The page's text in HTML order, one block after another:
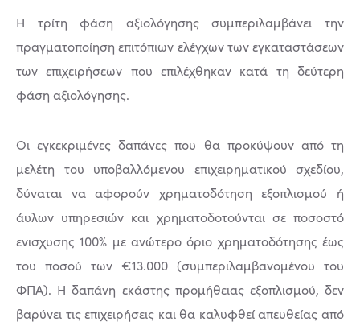
Η τρίτη φάση αξιολόγησης συμπεριλαμβάνει την
πραγματοποίηση επιτόπιων ελέγχων των εγκαταστάσεων
των επιχειρήσεων που επιλέχθηκαν κατά τη δεύτερη
φάση αξιολόγησης.
Οι εγκεκριμένες δαπάνες που θα προκύψουν από τη
μελέτη του υποβαλλόμενου επιχειρηματικού σχεδίου,
δύναται να αφορούν χρηματοδότηση εξοπλισμού ή
άυλων υπηρεσιών και χρηματοδοτούνται σε ποσοστό
ενισχυσης 100% με ανώτερο όριο χρηματοδότησης έως
του ποσού των €13.000 (συμπεριλαμβανομένου του
ΦΠΑ). Η δαπάνη εκάστης προμήθειας εξοπλισμού, δεν
βαρύνει τις επιχειρήσεις και θα καλυφθεί απευθείας από